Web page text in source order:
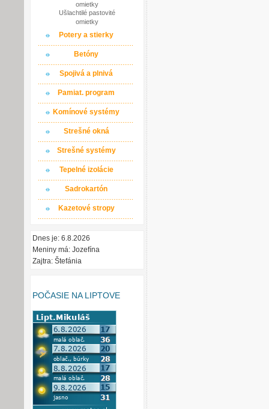
omietky
Ušlachtilé pastovité
omietky
Potery a stierky
Betóny
Spojivá a plnivá
Pamiat. program
Komínové systémy
Strešné okná
Strešné systémy
Tepelné izolácie
Sadrokartón
Kazetové stropy
Dnes je: 6.8.2026
Meniny má: Jozefína
Zajtra: Štefánia
POČASIE NA LIPTOVE